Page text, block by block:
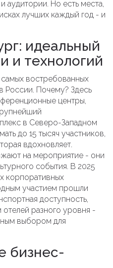
аудитории. Но есть места,
лучших каждый год - и
идеальный
и технологий
востребованных
России. Почему? Здесь
центры,
в Северо-Западном
до 15 тысяч участников,
вдохновляет.
на мероприятие - они
события. В 2025
корпоративных
участием прошли
доступность,
разного уровня -
выбором для
бизнес-